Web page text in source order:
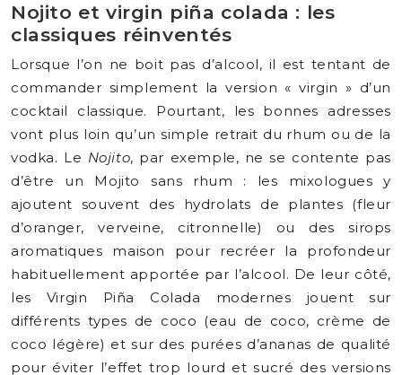
Nojito et virgin piña colada : les
classiques réinventés
Lorsque l’on ne boit pas d’alcool, il est tentant de
commander simplement la version « virgin » d’un
cocktail classique. Pourtant, les bonnes adresses
vont plus loin qu’un simple retrait du rhum ou de la
vodka. Le Nojito, par exemple, ne se contente pas
d’être un Mojito sans rhum : les mixologues y
ajoutent souvent des hydrolats de plantes (fleur
d’oranger, verveine, citronnelle) ou des sirops
aromatiques maison pour recréer la profondeur
habituellement apportée par l’alcool. De leur côté,
les Virgin Piña Colada modernes jouent sur
différents types de coco (eau de coco, crème de
coco légère) et sur des purées d’ananas de qualité
pour éviter l’effet trop lourd et sucré des versions